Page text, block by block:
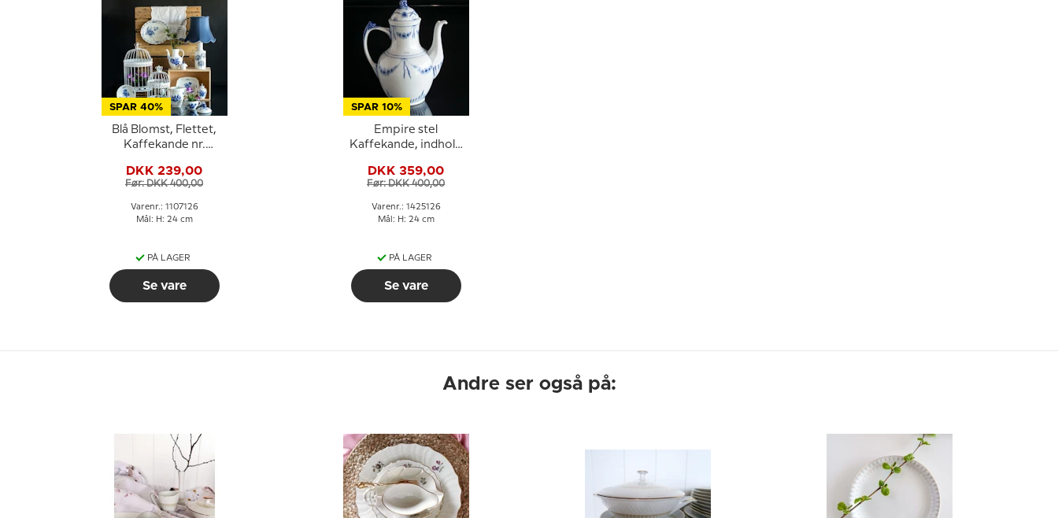
SPAR 40%
Blå Blomst, Flettet,
Kaffekande nr.
Royal Copenhagen
DKK 239,00
Før: DKK 400,00
Varenr.: 1107126
Mål: H: 24 cm
PÅ LAGER
Se vare
SPAR 10%
Empire stel
Kaffekande, indhold
Grøndahl nr. 126 eller
301
DKK 359,00
Før: DKK 400,00
Varenr.: 1425126
Mål: H: 24 cm
PÅ LAGER
Se vare
Andre ser også på: